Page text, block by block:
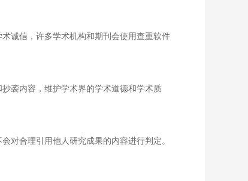
诚信，许多学术机构和期刊会使用查重软件
袭内容，维护学术界的学术道德和学术质
对合理引用他人研究成果的内容进行判定。